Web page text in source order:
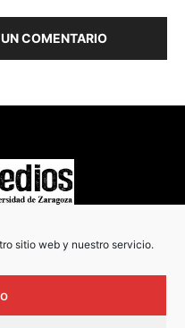
sitio web y nuestro servicio.
COMENTARIO